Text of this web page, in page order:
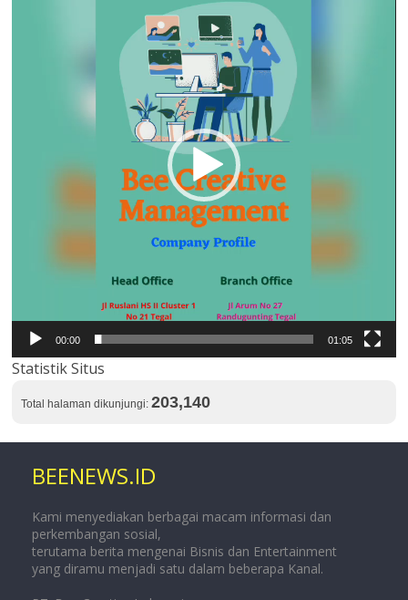
00:00 01:05
Statistik Situs
Total halaman dikunjungi:203,140
BEENEWS.ID
Kami menyediakan berbagai macam informasi dan
perkembangan sosial,
terutama berita mengenai Bisnis dan Entertainment
yang diramu menjadi satu dalam beberapa Kanal.